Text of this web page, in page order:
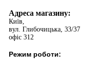
Адреса магазину:
Київ,
вул. Глибочицька, 33/37
офіс 312
Режим роботи: